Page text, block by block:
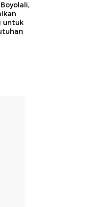
untuk